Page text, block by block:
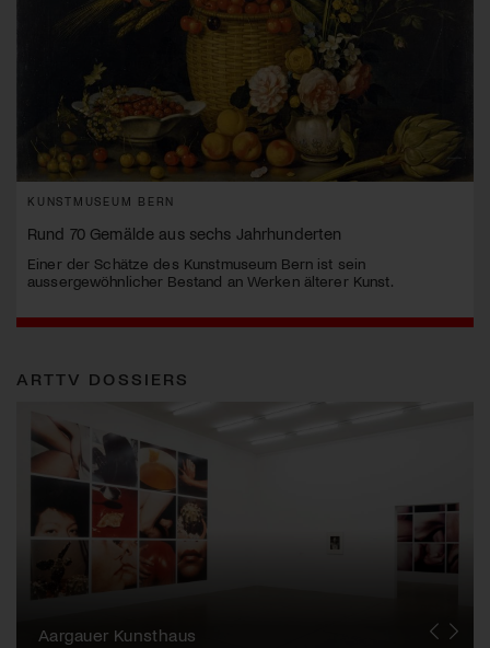
KUNSTMUSEUM BERN
Rund 70 Gemälde aus sechs Jahrhunderten
Einer der Schätze des Kunstmuseum Bern ist sein
aussergewöhnlicher Bestand an Werken älterer Kunst.
ARTTV DOSSIERS
Künstlerin
Aargauer Kunsthaus
Gewerbemuseum Winterthur
Liste Art Fair Basel
Bündner Kunstmuseum
Künstler:innen Portraits
Junge Schweizer Kunst
Vögele Kultur Zentrum
Nidwaldner Museum
Haus für Kunst Uri